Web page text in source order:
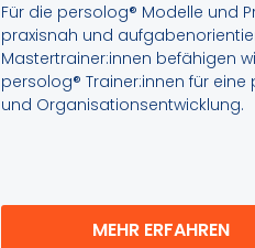
Für die persolog® Modelle und
praxisnah und
Mastertrainer:innen befähigen
persolog® Trainer:innen für
und Organisationsentwicklung.
MEHR ERFAHREN